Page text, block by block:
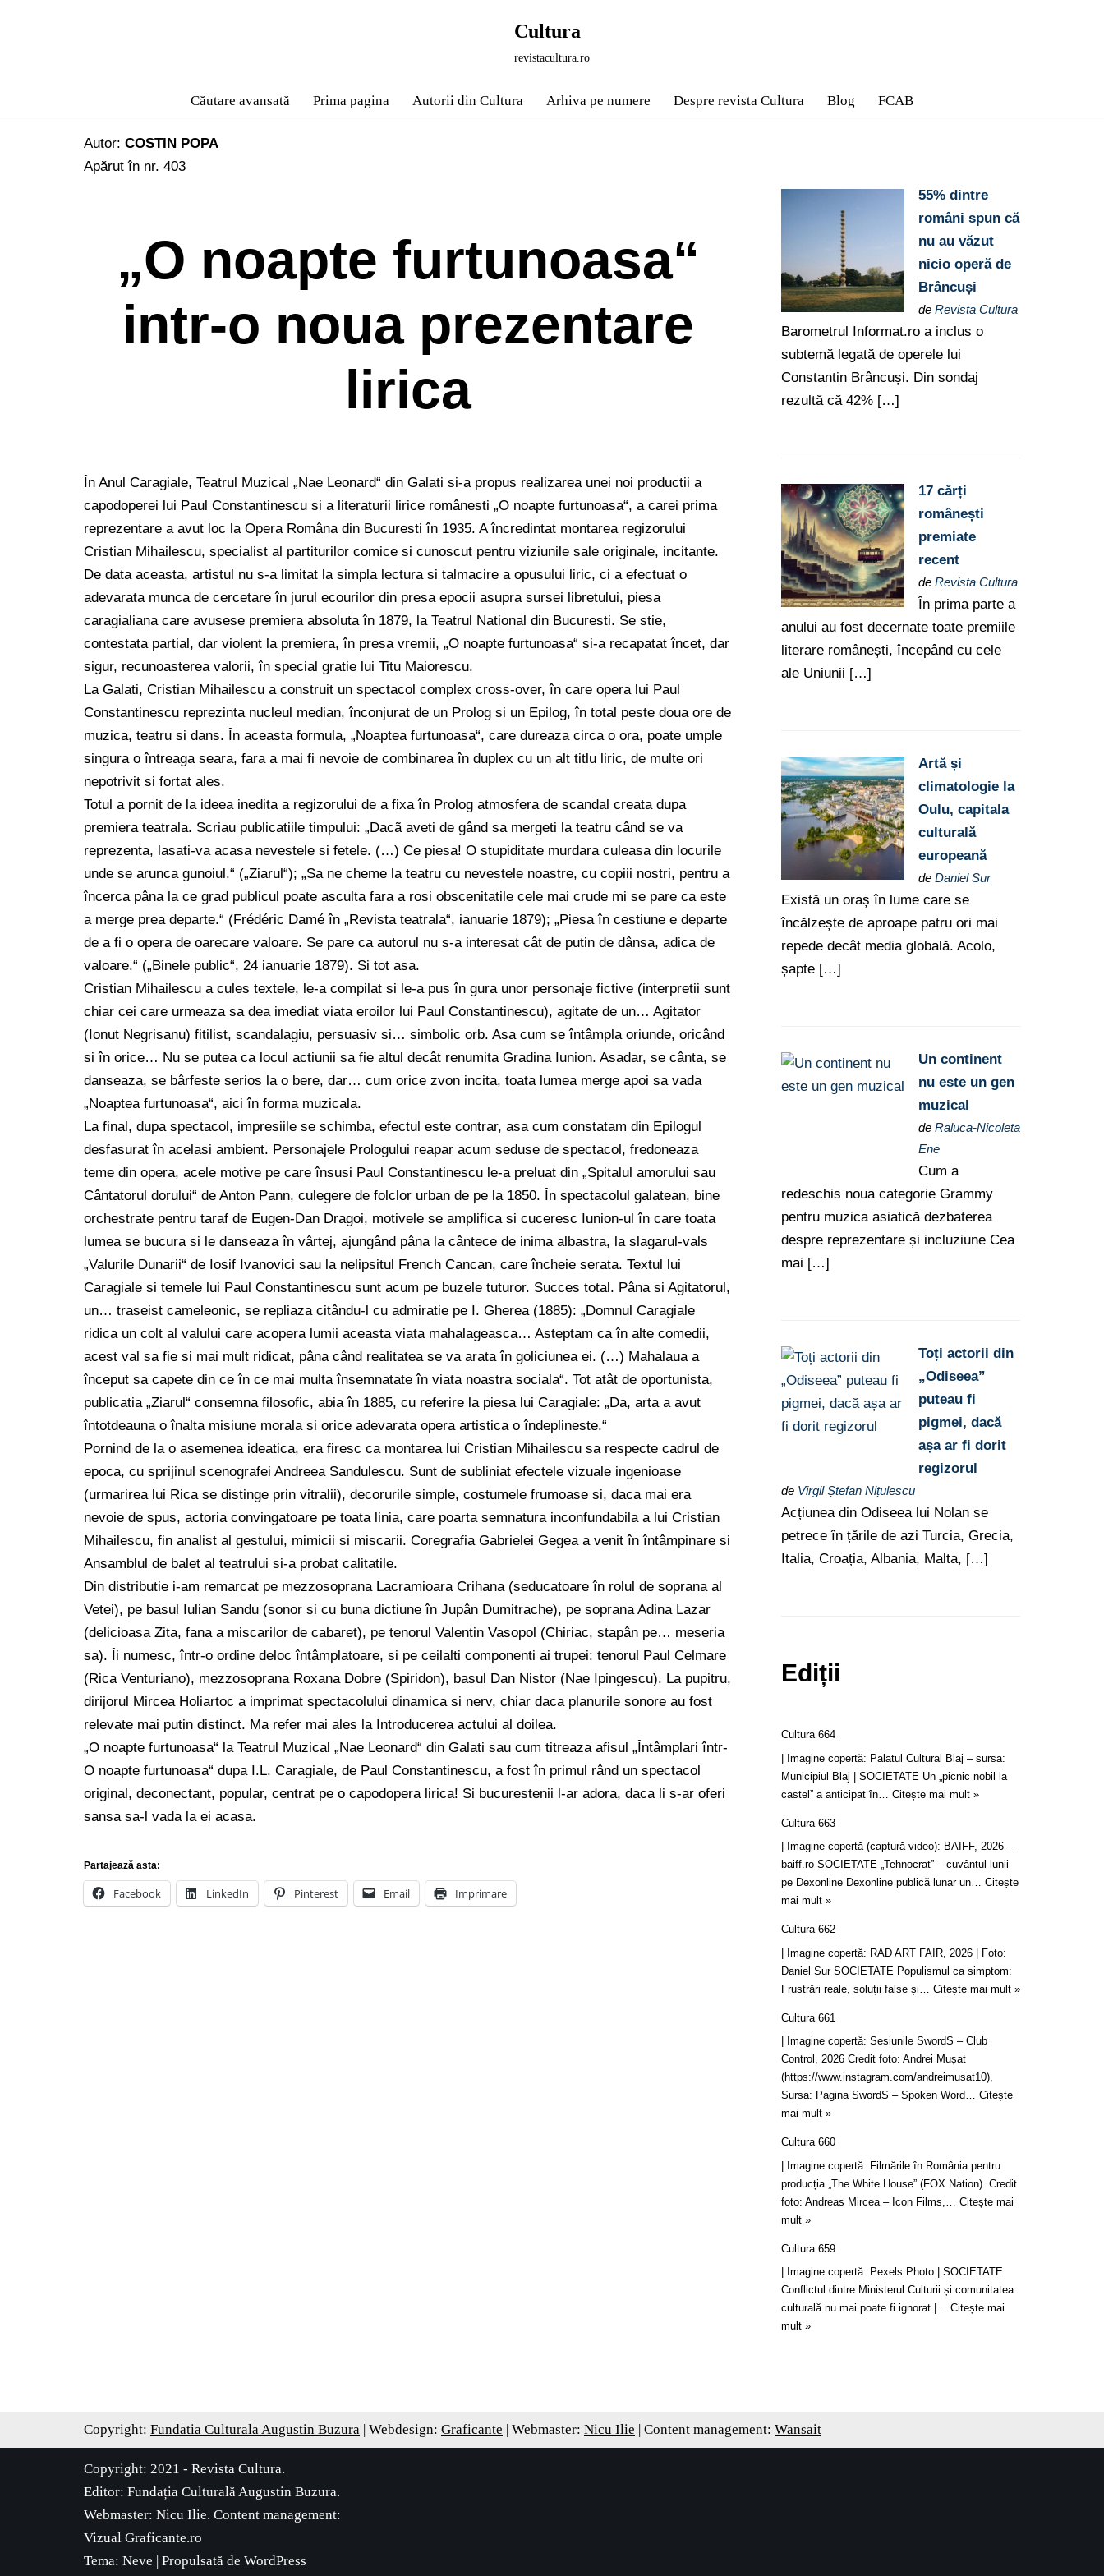
Cultura
revistacultura.ro
Căutare avansată Prima pagina Autorii din Cultura Arhiva pe numere Despre revista Cultura Blog FCAB
Autor: COSTIN POPA
Apărut în nr. 403
„O noapte furtunoasa“
intr-o noua prezentare
lirica
În Anul Caragiale, Teatrul Muzical „Nae Leonard“ din Galati si-a propus realizarea unei noi productii a
capodoperei lui Paul Constantinescu si a literaturii lirice românesti „O noapte furtunoasa“, a carei prima
reprezentare a avut loc la Opera Româna din Bucuresti în 1935. A încredintat montarea regizorului
Cristian Mihailescu, specialist al partiturilor comice si cunoscut pentru viziunile sale originale, incitante.
De data aceasta, artistul nu s-a limitat la simpla lectura si talmacire a opusului liric, ci a efectuat o
adevarata munca de cercetare în jurul ecourilor din presa epocii asupra sursei libretului, piesa
caragialiana care avusese premiera absoluta în 1879, la Teatrul National din Bucuresti. Se stie,
contestata partial, dar violent la premiera, în presa vremii, „O noapte furtunoasa“ si-a recapatat încet, dar
sigur, recunoasterea valorii, în special gratie lui Titu Maiorescu.
La Galati, Cristian Mihailescu a construit un spectacol complex cross-over, în care opera lui Paul
Constantinescu reprezinta nucleul median, înconjurat de un Prolog si un Epilog, în total peste doua ore de
muzica, teatru si dans. În aceasta formula, „Noaptea furtunoasa“, care dureaza circa o ora, poate umple
singura o întreaga seara, fara a mai fi nevoie de combinarea în duplex cu un alt titlu liric, de multe ori
nepotrivit si fortat ales.
Totul a pornit de la ideea inedita a regizorului de a fixa în Prolog atmosfera de scandal creata dupa
premiera teatrala. Scriau publicatiile timpului: „Dacã aveti de gând sa mergeti la teatru când se va
reprezenta, lasati-va acasa nevestele si fetele. (…) Ce piesa! O stupiditate murdara culeasa din locurile
unde se arunca gunoiul.“ („Ziarul“); „Sa ne cheme la teatru cu nevestele noastre, cu copiii nostri, pentru a
încerca pâna la ce grad publicul poate asculta fara a rosi obscenitatile cele mai crude mi se pare ca este
a merge prea departe.“ (Frédéric Damé în „Revista teatrala“, ianuarie 1879); „Piesa în cestiune e departe
de a fi o opera de oarecare valoare. Se pare ca autorul nu s-a interesat cât de putin de dânsa, adica de
valoare.“ („Binele public“, 24 ianuarie 1879). Si tot asa.
Cristian Mihailescu a cules textele, le-a compilat si le-a pus în gura unor personaje fictive (interpretii sunt
chiar cei care urmeaza sa dea imediat viata eroilor lui Paul Constantinescu), agitate de un… Agitator
(Ionut Negrisanu) fitilist, scandalagiu, persuasiv si… simbolic orb. Asa cum se întâmpla oriunde, oricând
si în orice… Nu se putea ca locul actiunii sa fie altul decât renumita Gradina Iunion. Asadar, se cânta, se
danseaza, se bârfeste serios la o bere, dar… cum orice zvon incita, toata lumea merge apoi sa vada
„Noaptea furtunoasa“, aici în forma muzicala.
La final, dupa spectacol, impresiile se schimba, efectul este contrar, asa cum constatam din Epilogul
desfasurat în acelasi ambient. Personajele Prologului reapar acum seduse de spectacol, fredoneaza
teme din opera, acele motive pe care însusi Paul Constantinescu le-a preluat din „Spitalul amorului sau
Cântatorul dorului“ de Anton Pann, culegere de folclor urban de pe la 1850. În spectacolul galatean, bine
orchestrate pentru taraf de Eugen-Dan Dragoi, motivele se amplifica si cuceresc Iunion-ul în care toata
lumea se bucura si le danseaza în vârtej, ajungând pâna la cântece de inima albastra, la slagarul-vals
„Valurile Dunarii“ de Iosif Ivanovici sau la nelipsitul French Cancan, care încheie serata. Textul lui
Caragiale si temele lui Paul Constantinescu sunt acum pe buzele tuturor. Succes total. Pâna si Agitatorul,
un… traseist cameleonic, se repliaza citându-l cu admiratie pe I. Gherea (1885): „Domnul Caragiale
ridica un colt al valului care acopera lumii aceasta viata mahalageasca… Asteptam ca în alte comedii,
acest val sa fie si mai mult ridicat, pâna când realitatea se va arata în goliciunea ei. (…) Mahalaua a
început sa capete din ce în ce mai multa însemnatate în viata noastra sociala“. Tot atât de oportunista,
publicatia „Ziarul“ consemna filosofic, abia în 1885, cu referire la piesa lui Caragiale: „Da, arta a avut
întotdeauna o înalta misiune morala si orice adevarata opera artistica o îndeplineste.“
Pornind de la o asemenea ideatica, era firesc ca montarea lui Cristian Mihailescu sa respecte cadrul de
epoca, cu sprijinul scenografei Andreea Sandulescu. Sunt de subliniat efectele vizuale ingenioase
(urmarirea lui Rica se distinge prin vitralii), decorurile simple, costumele frumoase si, daca mai era
nevoie de spus, actoria convingatoare pe toata linia, care poarta semnatura inconfundabila a lui Cristian
Mihailescu, fin analist al gestului, mimicii si miscarii. Coregrafia Gabrielei Gegea a venit în întâmpinare si
Ansamblul de balet al teatrului si-a probat calitatile.
Din distributie i-am remarcat pe mezzosoprana Lacramioara Crihana (seducatoare în rolul de soprana al
Vetei), pe basul Iulian Sandu (sonor si cu buna dictiune în Jupân Dumitrache), pe soprana Adina Lazar
(delicioasa Zita, fana a miscarilor de cabaret), pe tenorul Valentin Vasopol (Chiriac, stapân pe… meseria
sa). Îi numesc, într-o ordine deloc întâmplatoare, si pe ceilalti componenti ai trupei: tenorul Paul Celmare
(Rica Venturiano), mezzosoprana Roxana Dobre (Spiridon), basul Dan Nistor (Nae Ipingescu). La pupitru,
dirijorul Mircea Holiartoc a imprimat spectacolului dinamica si nerv, chiar daca planurile sonore au fost
relevate mai putin distinct. Ma refer mai ales la Introducerea actului al doilea.
„O noapte furtunoasa“ la Teatrul Muzical „Nae Leonard“ din Galati sau cum titreaza afisul „Întâmplari într-
O noapte furtunoasa“ dupa I.L. Caragiale, de Paul Constantinescu, a fost în primul rând un spectacol
original, deconectant, popular, centrat pe o capodopera lirica! Si bucurestenii l-ar adora, daca li s-ar oferi
sansa sa-l vada la ei acasa.
Partajează asta:
Facebook LinkedIn Pinterest Email Imprimare
55% dintre
români spun că
nu au văzut
nicio operă de
Brâncuși
de Revista Cultura
Barometrul Informat.ro a inclus o
subtemă legată de operele lui
Constantin Brâncuși. Din sondaj
rezultă că 42% […]
17 cărți
românești
premiate
recent
de Revista Cultura
În prima parte a
anului au fost decernate toate premiile
literare românești, începând cu cele
ale Uniunii […]
Artă și
climatologie la
Oulu, capitala
culturală
europeană
de Daniel Sur
Există un oraș în lume care se
încălzește de aproape patru ori mai
repede decât media globală. Acolo,
șapte […]
Un continent
nu este un gen
muzical
de Raluca-Nicoleta
Ene
Cum a
redeschis noua categorie Grammy
pentru muzica asiatică dezbaterea
despre reprezentare și incluziune Cea
mai […]
Toți actorii din
„Odiseea”
puteau fi
pigmei, dacă
așa ar fi dorit
regizorul
de Virgil Ștefan Nițulescu
Acțiunea din Odiseea lui Nolan se
petrece în țările de azi Turcia, Grecia,
Italia, Croația, Albania, Malta, […]
Ediții
Cultura 664
| Imagine copertă: Palatul Cultural Blaj – sursa:
Municipiul Blaj | SOCIETATE Un „picnic nobil la
castel” a anticipat în… Citește mai mult »
Cultura 663
| Imagine copertă (captură video): BAIFF, 2026 –
baiff.ro SOCIETATE „Tehnocrat” – cuvântul lunii
pe Dexonline Dexonline publică lunar un… Citește
mai mult »
Cultura 662
| Imagine copertă: RAD ART FAIR, 2026 | Foto:
Daniel Sur SOCIETATE Populismul ca simptom:
Frustrări reale, soluții false și… Citește mai mult »
Cultura 661
| Imagine copertă: Sesiunile SwordS – Club
Control, 2026 Credit foto: Andrei Mușat
(https://www.instagram.com/andreimusat10),
Sursa: Pagina SwordS – Spoken Word… Citește
mai mult »
Cultura 660
| Imagine copertă: Filmările în România pentru
producția „The White House” (FOX Nation). Credit
foto: Andreas Mircea – Icon Films,… Citește mai
mult »
Cultura 659
| Imagine copertă: Pexels Photo | SOCIETATE
Conflictul dintre Ministerul Culturii și comunitatea
culturală nu mai poate fi ignorat |… Citește mai
mult »
Copyright: Fundatia Culturala Augustin Buzura | Webdesign: Graficante | Webmaster: Nicu Ilie | Content management: Wansait
Copyright: 2021 - Revista Cultura.
Editor: Fundația Culturală Augustin Buzura.
Webmaster: Nicu Ilie. Content management:
Vizual Graficante.ro
Tema: Neve | Propulsată de WordPress